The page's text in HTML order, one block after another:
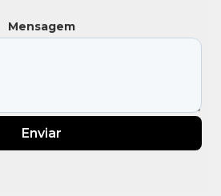
Mensagem
Enviar